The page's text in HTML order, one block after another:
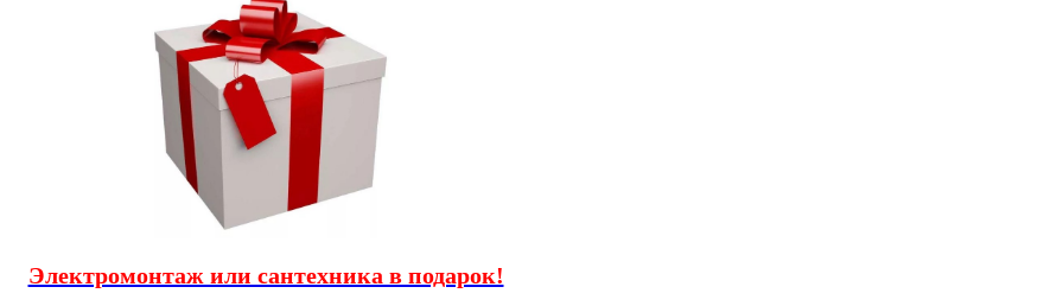
Электромонтаж или сантехника в подарок!